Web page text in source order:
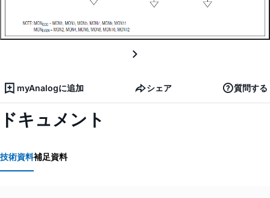
myAnalogに追加 シェア 質問する
ドキュメント
技術資料補足資料